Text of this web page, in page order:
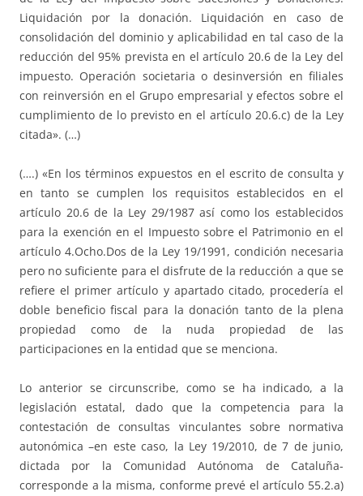
Liquidación por la donación. Liquidación en caso de
consolidación del dominio y aplicabilidad en tal caso de la
reducción del 95% prevista en el artículo 20.6 de la Ley del
impuesto. Operación societaria o desinversión en filiales
con reinversión en el Grupo empresarial y efectos sobre el
cumplimiento de lo previsto en el artículo 20.6.c) de la Ley
citada». (…)
(….) «En los términos expuestos en el escrito de consulta y
en tanto se cumplen los requisitos establecidos en el
artículo 20.6 de la Ley 29/1987 así como los establecidos
para la exención en el Impuesto sobre el Patrimonio en el
artículo 4.Ocho.Dos de la Ley 19/1991, condición necesaria
pero no suficiente para el disfrute de la reducción a que se
refiere el primer artículo y apartado citado, procedería el
doble beneficio fiscal para la donación tanto de la plena
propiedad como de la nuda propiedad de las
participaciones en la entidad que se menciona.
Lo anterior se circunscribe, como se ha indicado, a la
legislación estatal, dado que la competencia para la
contestación de consultas vinculantes sobre normativa
autonómica –en este caso, la Ley 19/2010, de 7 de junio,
dictada por la Comunidad Autónoma de Cataluña-
corresponde a la misma, conforme prevé el artículo 55.2.a)